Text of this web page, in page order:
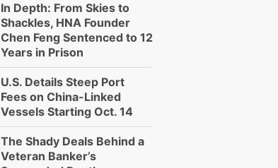
In Depth: From Skies to
Shackles, HNA Founder
Chen Feng Sentenced to 12
Years in Prison
U.S. Details Steep Port
Fees on China-Linked
Vessels Starting Oct. 14
The Shady Deals Behind a
Veteran Banker’s